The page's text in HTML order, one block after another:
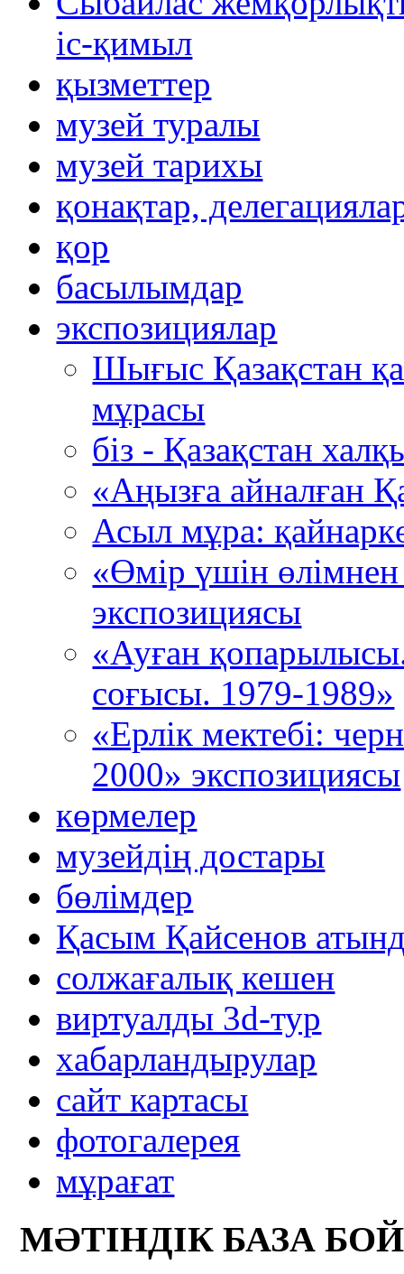
іс-қимыл
қызметтер
музей туралы
музей тарихы
қонақтар,
қор
басылымдар
экспозициялар
Шығыс Қазақстан
мұрасы
біз - Қазақстан
«Аңызға айналған
Асыл мұра:
«Өмір үшін
экспозициясы
«Ауған
соғысы. 1979-1989»
«Ерлік мектебі:
2000» экспозициясы
көрмелер
музейдің достары
бөлімдер
Қасым Қайсенов
солжағалық кешен
виртуалды 3d-тур
xабарландырулар
сайт картасы
фотогалерея
мұрағат
МӘТІНДІК БАЗА